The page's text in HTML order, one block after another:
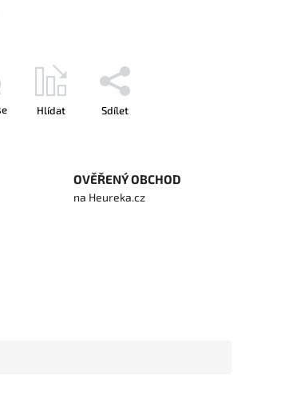
Hlídat Sdílet
OVĚŘENÝ OBCHOD
na Heureka.cz